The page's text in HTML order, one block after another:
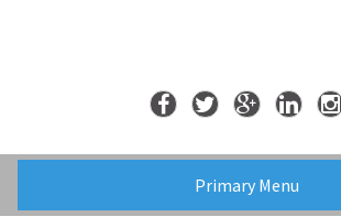
Primary Menu